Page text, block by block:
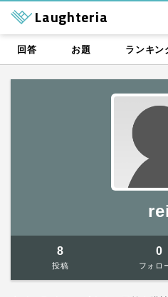
Laughteria
回答 お題 ランキン
rei
8
投稿
0
フォロ